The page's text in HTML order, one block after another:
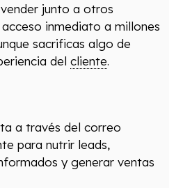
junto a otros
inmediato a millones
sacrificas algo de
del cliente.
a través del correo
para nutrir leads,
y generar ventas